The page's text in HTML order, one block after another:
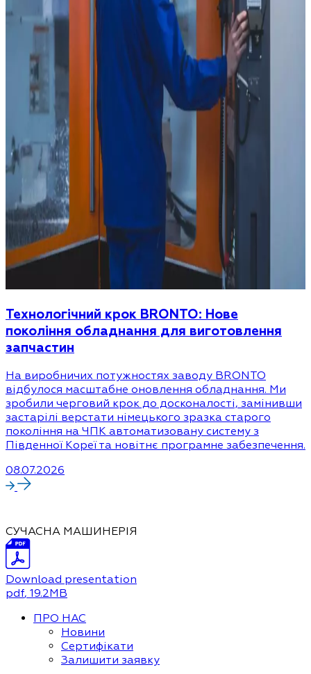
Технологічний крок BRONTO: Нове
покоління обладнання для виготовлення
запчастин
На виробничих потужностях заводу BRONTO
відбулося масштабне оновлення обладнання. Ми
зробили черговий крок до досконалості, замінивши
застарілі верстати німецького зразка старого
покоління на ЧПК автоматизовану систему з
Південної Кореї та новітнє програмне забезпечення.
08.07.2026
СУЧАСНА МАШИНЕРІЯ
Download presentation
pdf, 19.2MB
ПРО НАС
Новини
Сертифікати
Залишити заявку